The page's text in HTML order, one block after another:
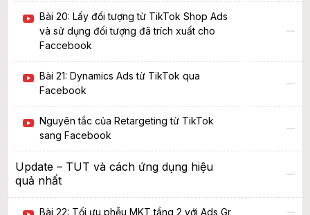
Bài 20: Lấy đối tượng từ TikTok Shop Ads
và sử dụng đối tượng đã trích xuất cho
Faccebook
Bài 21: Dynamics Ads từ TikTok qua
Facebook
Nguyên tắc của Retargeting từ TikTok
sang Facebook
Update – TUT và cách ứng dụng hiệu
quả nhất
Bài 22: Tối ưu phễu MKT tầng 2 với Ads Gr